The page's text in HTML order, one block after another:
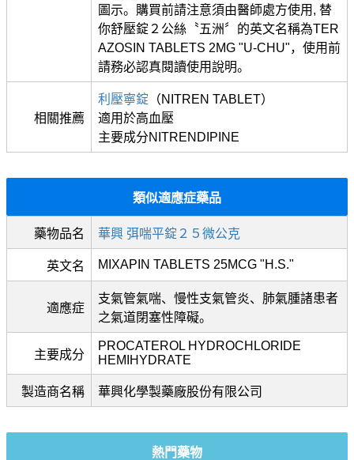
圖示。購買前請注意須由醫師處方使用, 替
你舒壓錠２公絲〝五洲〞的英文名稱為TER
AZOSIN TABLETS 2MG "U-CHU"，使用前
請務必認真閱讀使用說明。
相關推薦
利壓寧錠 （NITREN TABLET）
適用於高血壓
主要成分NITRENDIPINE
類似適應症藥品
藥物品名 華興 弭喘平錠２５微公克
英文名 MIXAPIN TABLETS 25MCG "H.S."
適應症
支氣管氣喘、慢性支氣管炎、肺氣腫諸患者
之氣道閉塞性障礙。
主要成分
PROCATEROL HYDROCHLORIDE
HEMIHYDRATE
製造商名稱 華興化學製藥廠股份有限公司
熱門藥物